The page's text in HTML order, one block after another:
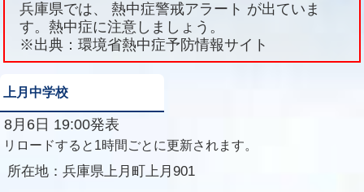
兵庫県では、 熱中症警戒アラート が出ていま
す。熱中症に注意しましょう。
※出典：環境省熱中症予防情報サイト
上月中学校
8月6日 19:00発表
リロードすると1時間ごとに更新されます。
所在地： 兵庫県上月町上月901